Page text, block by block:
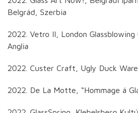
Belgrád, Szerbia
2022. Vetro II, London Glassblowing
Anglia
2022. Custer Craft, Ugly Duck
2022. De La Motte, “Hommage á